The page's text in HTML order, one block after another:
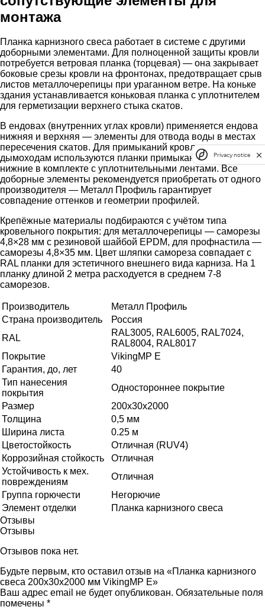
монтажа
Планка карнизного свеса работает в системе с другими
доборными элементами. Для полноценной защиты кровли
потребуется ветровая планка (торцевая) — она закрывает
боковые срезы кровли на фронтонах, предотвращает срыв
листов металлочерепицы при ураганном ветре. На коньке
здания устанавливается коньковая планка с уплотнителем
для герметизации верхнего стыка скатов.
В ендовах (внутренних углах кровли) применяется ендова
нижняя и верхняя — элементы для отвода воды в местах
пересечения скатов. Для примыканий кровли к стенам и
дымоходам используются планки примыкания верхние и
нижние в комплекте с уплотнительными лентами. Все
доборные элементы рекомендуется приобретать от одного
производителя — Металл Профиль гарантирует
совпадение оттенков и геометрии профилей.
Крепёжные материалы подбираются с учётом типа
кровельного покрытия: для металлочерепицы — саморезы
4,8×28 мм с резиновой шайбой EPDM, для профнастила —
саморезы 4,8×35 мм. Цвет шляпки самореза совпадает с
RAL планки для эстетичного внешнего вида карниза. На 1
планку длиной 2 метра расходуется в среднем 7-8
саморезов.
Производитель
Металл Профиль
Страна производитель
Россия
RAL
RAL3005, RAL6005, RAL7024,
RAL8004, RAL8017
Покрытие
VikingMP E
Гарантия, до, лет
40
Тип нанесения
покрытия
Одностороннее покрытие
Размер
200х30х2000
Толщина
0,5 мм
Ширина листа
0.25 м
Цветостойкость
Отличная (RUV4)
Коррозийная стойкость
Отличная
Устойчивость к мех.
повреждениям
Отличная
Группа горючести
Негорючие
Элемент отделки
Планка карнизного свеса
Отзывы
Отзывы
Отзывов пока нет.
Будьте первым, кто оставил отзыв на «Планка карнизного
свеса 200х30х2000 мм VikingMP E»
Ваш адрес email не будет опубликован. Обязательные поля
помечены *
Privacy notice